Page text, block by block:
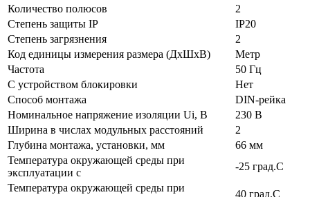
Количество полюсов
2
Степень защиты IP
IP20
Степень загрязнения
2
Код единицы измерения размера (ДхШхВ)
Метр
Частота
50 Гц
С устройством блокировки
Нет
Способ монтажа
DIN-рейка
Номинальное напряжение изоляции Ui, В
230 В
Ширина в числах модульных расстояний
2
Глубина монтажа, установки, мм
66 мм
Температура окружающей среды при
эксплуатации с
-25 град.C
Температура окружающей cреды при
40 град.C